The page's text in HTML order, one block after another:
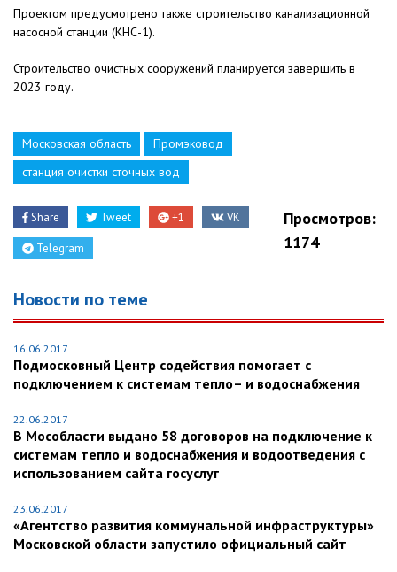
Проектом предусмотрено также строительство канализационной
насосной станции (КНС-1).
Строительство очистных сооружений планируется завершить в
2023 году.
Московская область
Промэковод
станция очистки сточных вод
Share Tweet +1 VK
Telegram
Просмотров:
1174
Новости по теме
16.06.2017
Подмосковный Центр содействия помогает с
подключением к системам тепло– и водоснабжения
22.06.2017
В Мособласти выдано 58 договоров на подключение к
системам тепло и водоснабжения и водоотведения с
использованием сайта госуслуг
23.06.2017
«Агентство развития коммунальной инфраструктуры»
Московской области запустило официальный сайт